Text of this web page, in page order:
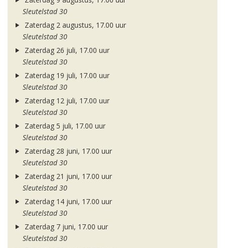
Sleutelstad 30
Zaterdag 2 augustus, 17.00 uur
Sleutelstad 30
Zaterdag 26 juli, 17.00 uur
Sleutelstad 30
Zaterdag 19 juli, 17.00 uur
Sleutelstad 30
Zaterdag 12 juli, 17.00 uur
Sleutelstad 30
Zaterdag 5 juli, 17.00 uur
Sleutelstad 30
Zaterdag 28 juni, 17.00 uur
Sleutelstad 30
Zaterdag 21 juni, 17.00 uur
Sleutelstad 30
Zaterdag 14 juni, 17.00 uur
Sleutelstad 30
Zaterdag 7 juni, 17.00 uur
Sleutelstad 30